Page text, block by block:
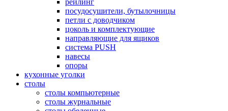
рейлинг
посудосушители, бутылочницы
петли с доводчиком
цоколь и комплектующие
направляющие для ящиков
система PUSH
навесы
опоры
кухонные уголки
столы
столы компьютерные
столы журнальные